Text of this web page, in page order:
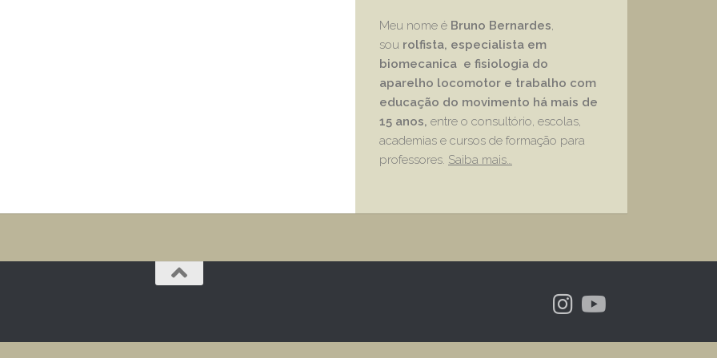
Meu nome é Bruno Bernardes,
sou rolfista, especialista em
biomecanica e fisiologia do
aparelho locomotor e trabalho com
educação do movimento há mais de
15 anos, entre o consultório, escolas,
academias e cursos de formação para
professores. Saiba mais…